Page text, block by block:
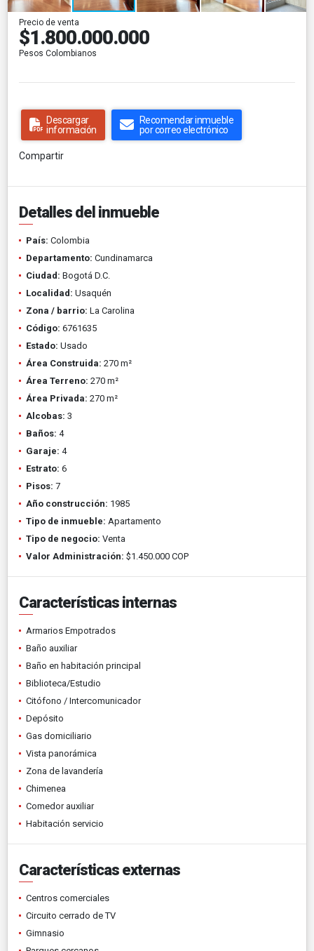
Precio de venta
$1.800.000.000
Pesos Colombianos
Descargar
información
Recomendar inmueble
por correo electrónico
Compartir
Detalles del inmueble
País: Colombia
Departamento: Cundinamarca
Ciudad: Bogotá D.C.
Localidad: Usaquén
Zona / barrio: La Carolina
Código: 6761635
Estado: Usado
Área Construida: 270 m²
Área Terreno: 270 m²
Área Privada: 270 m²
Alcobas: 3
Baños: 4
Garaje: 4
Estrato: 6
Pisos: 7
Año construcción: 1985
Tipo de inmueble: Apartamento
Tipo de negocio: Venta
Valor Administración: $1.450.000 COP
Características internas
Armarios Empotrados
Baño auxiliar
Baño en habitación principal
Biblioteca/Estudio
Citófono / Intercomunicador
Depósito
Gas domiciliario
Vista panorámica
Zona de lavandería
Chimenea
Comedor auxiliar
Habitación servicio
Características externas
Centros comerciales
Circuito cerrado de TV
Gimnasio